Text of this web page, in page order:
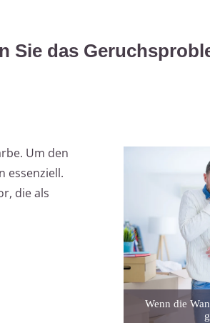
Sie das
Um den
essenziell.
die als
Wenn die